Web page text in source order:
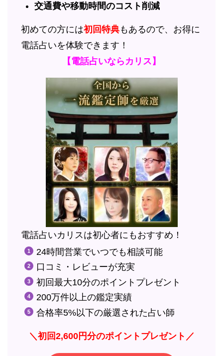
交通費や移動時間のコスト削減
初めての方には初回特典もあるので、お得に
電話占いを体験できます！
【電話占いならカリス】
電話占いカリスは初心者にもおすすめ！
24時間営業でいつでも相談可能
口コミ・レビューが充実
初回最大10分のポイントプレゼント
200万件以上の鑑定実績
合格率5%以下の厳選された占い師
＼初回2,600円分のポイントプレゼント／